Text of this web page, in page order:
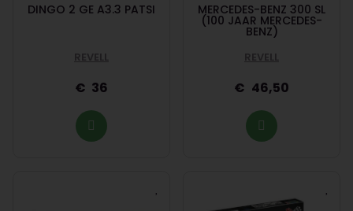
DINGO 2 GE A3.3 PATSI
REVELL
36
MERCEDES-BENZ 300 SL
(100 JAAR MERCEDES-
BENZ)
REVELL
46,50